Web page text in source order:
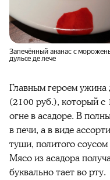
Запечённый ананас с
дульсе де лече
Главным героем ужина
(2100 руб.), который с
огне в асадоре. В
в печи, а в виде
туши, политого
Мясо из асадора
буквально тает во рту.